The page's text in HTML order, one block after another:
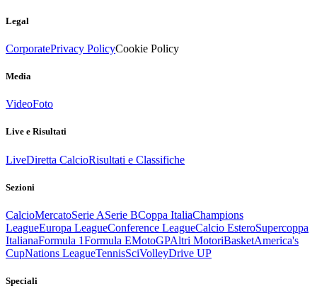
Legal
CorporatePrivacy PolicyCookie Policy
Media
VideoFoto
Live e Risultati
LiveDiretta CalcioRisultati e Classifiche
Sezioni
CalcioMercatoSerie ASerie BCoppa ItaliaChampions
LeagueEuropa LeagueConference LeagueCalcio EsteroSupercoppa
ItalianaFormula 1Formula EMotoGPAltri MotoriBasketAmerica's
CupNations LeagueTennisSciVolleyDrive UP
Speciali